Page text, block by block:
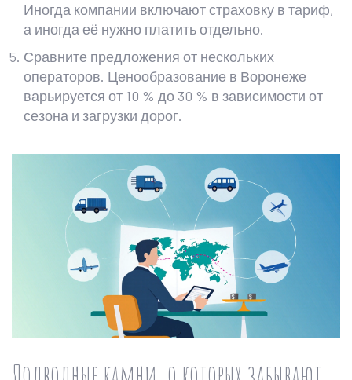
Иногда компании включают страховку в тариф,
а иногда её нужно платить отдельно.
Сравните предложения от нескольких
операторов. Ценообразование в Воронеже
варьируется от 10 % до 30 % в зависимости от
сезона и загрузки дорог.